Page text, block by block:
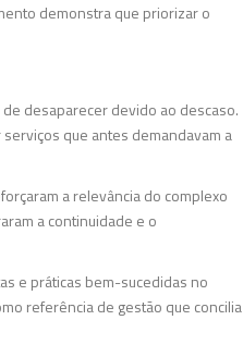
demonstra que priorizar o
desaparecer devido ao descaso.
que antes demandavam a
a relevância do complexo
a continuidade e o
e práticas bem-sucedidas no
referência de gestão que concilia